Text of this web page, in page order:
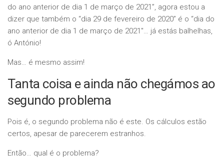
do ano anterior de dia 1 de março de 2021”, agora estou a
dizer que também o “dia 29 de fevereiro de 2020” é o “dia do
ano anterior de dia 1 de março de 2021″… já estás balhelhas,
ó António!
Mas… é mesmo assim!
Tanta coisa e ainda não chegámos ao
segundo problema
Pois é, o segundo problema não é este. Os cálculos estão
certos, apesar de parecerem estranhos.
Então… qual é o problema?